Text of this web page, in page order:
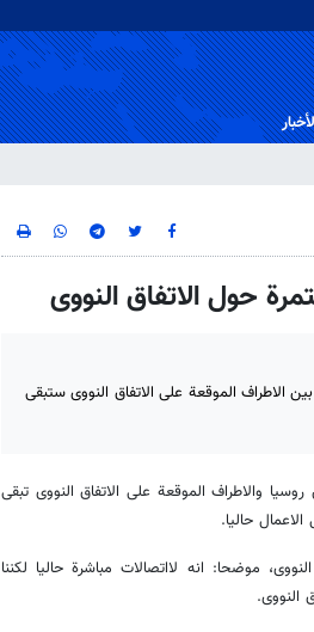
حول الاتفاق النووی
الاطراف الموقعة علی الاتفاق النووی ستبقی
والاطراف الموقعة علی الاتفاق النووی تبقی
حالیا.
موضحا: انه لااتصالات مباشرة حالیا لکننا
النووی.